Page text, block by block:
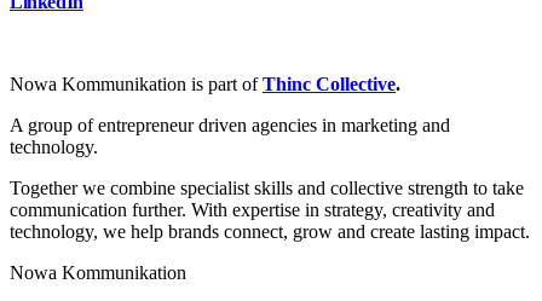
Nowa Kommunikation is part ofThinc Collective.
A group of entrepreneur driven agencies in marketing and
technology.
Together we combine specialist skills and collective strength to take
communication further. With expertise in strategy, creativity and
technology, we help brands connect, grow and create lasting impact.
Nowa Kommunikation